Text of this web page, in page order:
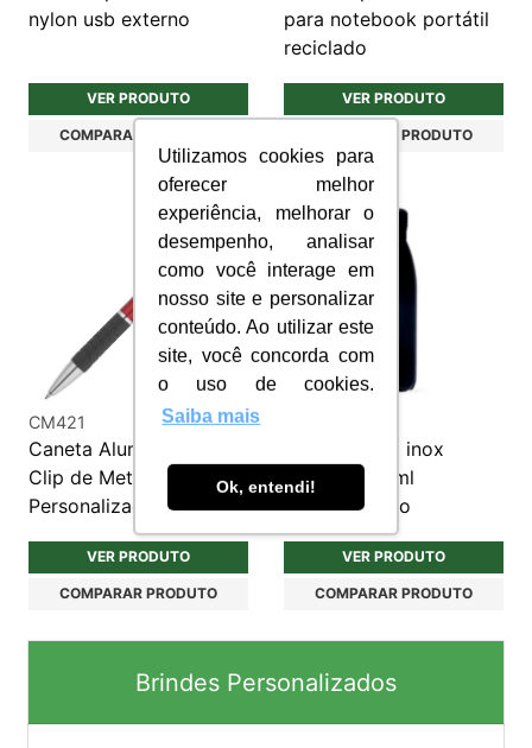
Utilizamos cookies para
oferecer melhor
experiência, melhorar o
desempenho, analisar
como você interage em
nosso site e personalizar
conteúdo. Ao utilizar este
site, você concorda com
o uso de cookies.
Saiba mais
Ok, entendi!
nylon usb externo
VER PRODUTO
COMPARAR PRODUTO
para notebook portátil
reciclado
VER PRODUTO
COMPARAR PRODUTO
CM421
Caneta Alumínio com
Clip de Metal e Grip
Personalizada
VER PRODUTO
COMPARAR PRODUTO
Squeeze aço inox
térmico 780ml
personalizado
VER PRODUTO
COMPARAR PRODUTO
Brindes Personalizados